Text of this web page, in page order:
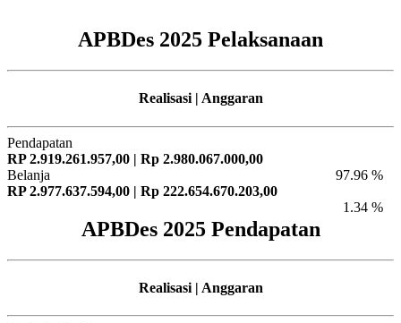
APBDes 2025 Pelaksanaan
Realisasi | Anggaran
Pendapatan
RP 2.919.261.957,00 | Rp 2.980.067.000,00
97.96 %
Belanja
RP 2.977.637.594,00 | Rp 222.654.670.203,00
1.34 %
APBDes 2025 Pendapatan
Realisasi | Anggaran